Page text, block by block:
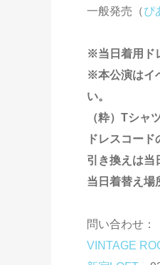
一般発売（ぴ
※当日着用ド
※本公演はイ
い。
（粋）Tシャ
ドレスコー
引き換えは当
当日着替え場
問い合わせ：
VINTAGE